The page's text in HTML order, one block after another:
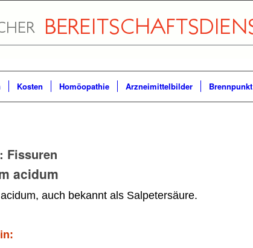
Kosten Homöopathie Arzneimittelbilder Brennpunkt
Fissuren
acidum
auch bekannt als Salpetersäure.